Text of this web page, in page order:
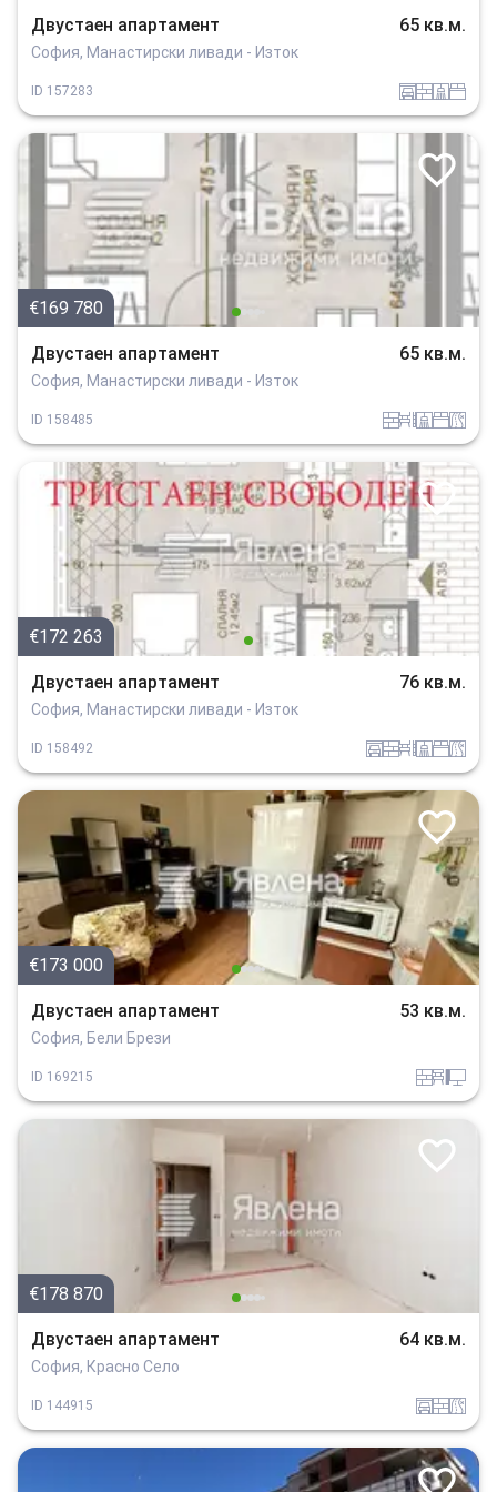
Двустаен апартамент 65 кв.м.
София, Манастирски ливади - Изток
ID 157283 garajtuhla sanitarno_pomeshtenie spalnia
€169 780
Двустаен апартамент 65 кв.м.
София, Манастирски ливади - Изток
ID 158485 tuhlaobzavejdne_0 sanitarno_pomeshtenie spalniav_blizost_do_asfaltiran_put
€172 263
Двустаен апартамент 76 кв.м.
София, Манастирски ливади - Изток
ID 158492 garajtuhlaobzavejdne_0 sanitarno_pomeshtenie spalniav_blizost_do_asfaltiran_put
€173 000
Двустаен апартамент 53 кв.м.
София, Бели Брези
ID 169215 tuhlaobzavejdne_4 tehnika
€178 870
Двустаен апартамент 64 кв.м.
София, Красно Село
ID 144915 garajtuhla v_blizost_do_asfaltiran_put